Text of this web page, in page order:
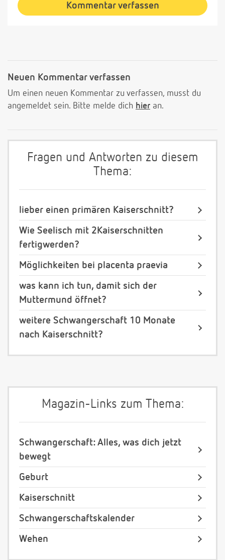
Kommentar verfassen
Neuen Kommentar verfassen
Um einen neuen Kommentar zu verfassen, musst du
angemeldet sein. Bitte melde dich hier an.
Fragen und Antworten zu diesem
Thema:
lieber einen primären Kaiserschnitt?
Wie Seelisch mit 2Kaiserschnitten
fertigwerden?
Möglichkeiten bei placenta praevia
was kann ich tun, damit sich der
Muttermund öffnet?
weitere Schwangerschaft 10 Monate
nach Kaiserschnitt?
Magazin-Links zum Thema:
Schwangerschaft: Alles, was dich jetzt
bewegt
Geburt
Kaiserschnitt
Schwangerschaftskalender
Wehen